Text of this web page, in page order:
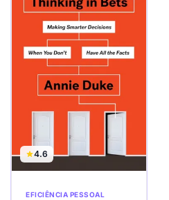
4.6
EFICIÊNCIA PESSOAL